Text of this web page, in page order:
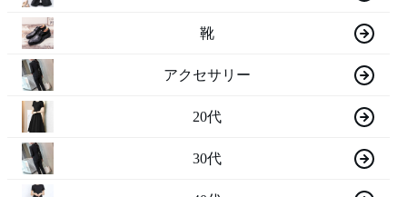
靴
アクセサリー
20代
30代